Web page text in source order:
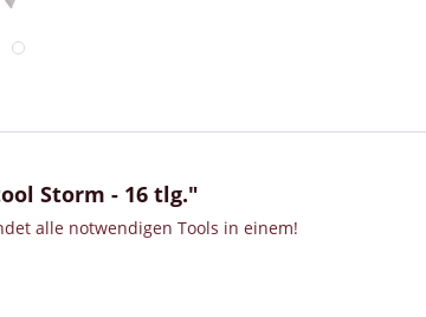
Storm - 16 tlg."
alle notwendigen Tools in einem!